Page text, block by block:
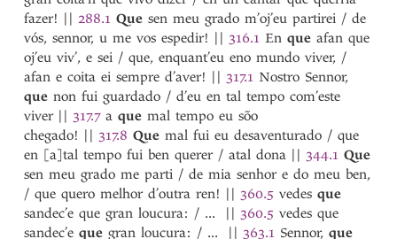
fazer! || 288.1 Que sen meu grado m’oj’eu partirei / de
vós, sennor, u me vos espedir! || 316.1 Enque afan que
oj’eu viv’, e sei / que, enquant’eu eno mundo viver, /
afan e coita ei sempre d’aver! || 317.1 Nostro Sennor,
que non fui guardado / d’eu en tal tempo com’este
viver || 317.7aque mal tempo eu sõo
chegado! || 317.8 Que mal fui eu desaventurado / que
en [a]tal tempo fui ben querer / atal dona || 344.1 Que
sen meu grado me parti / de mia senhor e do meu ben,
/ que quero melhor d’outra ren! || 360.5 vedesque
sandec’e que gran loucura: / ...
|| 360.5 vedes que
sandec’eque gran loucura: / ... || 363.1 Sennor,que